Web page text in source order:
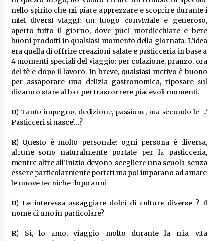
nello spirito che mi piace apprezzare e scoprire durante i
miei diversi viaggi: un luogo conviviale e generoso,
aperto tutto il giorno, dove puoi mordicchiare e bere
buoni prodotti in qualsiasi momento della giornata. L’idea
era quella di offrire creazioni salate e pasticceria in base a
4 momenti speciali del viaggio: per colazione, pranzo, ora
del tè e dopo il lavoro. In breve, qualsiasi motivo è buono
per assaporare una delizia gastronomica, riposare sul
divano o stare al bar per trascorrere piacevoli momenti.
D)Tanto impegno, dedizione, passione, ma secondo lei ..’
Pasticceri si nasce’…?
R)Questo è molto personale: ogni persona è diversa,
alcune sono naturalmente portate per la pasticceria,
mentre altre all’inizio devono scegliere una scuola senza
essere particolarmente portati ma poi imparano ad amare
le nuove tecniche dopo anni.
D)Le interessa assaggiare dolci di culture diverse ? Il
nome di uno in particolare?
R)Sì, lo amo, viaggio molto durante la mia vita